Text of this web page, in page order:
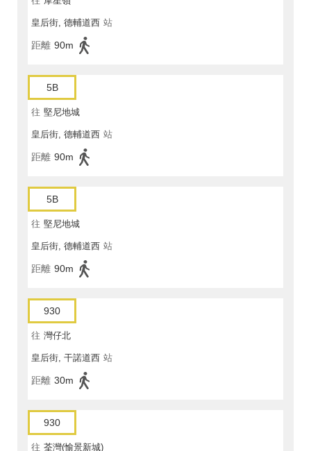
皇后街, 德輔道西 站
距離 90m
5B
往 堅尼地城
皇后街, 德輔道西 站
距離 90m
5B
往 堅尼地城
皇后街, 德輔道西 站
距離 90m
930
往 灣仔北
皇后街, 干諾道西 站
距離 30m
930
往 荃灣(愉景新城)